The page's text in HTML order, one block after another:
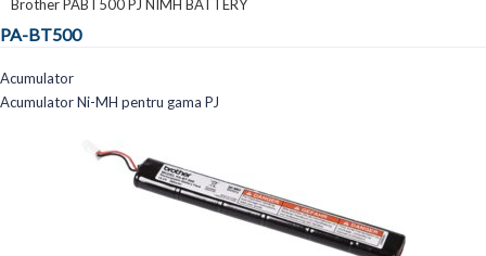
Brother PABT500 PJ NIMH BATTERY
PA-BT500
Acumulator
Acumulator Ni-MH pentru gama PJ